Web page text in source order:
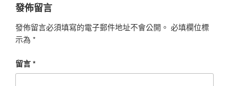
發佈留言
發佈留言必須填寫的電子郵件地址不會公開。 必填欄位標
示為 *
留言*